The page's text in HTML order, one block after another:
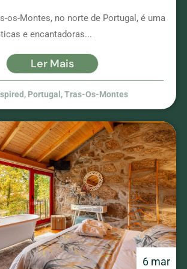
os-Montes, no norte de Portugal, é uma
e encantadoras...
Ler Mais
, Portugal ,Tras-Os-Montes
6 mar